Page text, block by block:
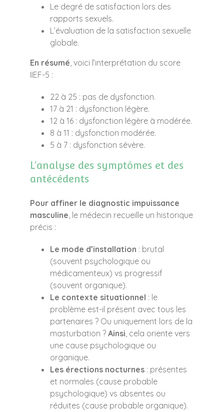
Le degré de satisfaction lors des
rapports sexuels.
L’évaluation de la satisfaction sexuelle
globale.
En résumé, voici l’interprétation du score
IIEF-5 :
22 à 25 : pas de dysfonction.
17 à 21 : dysfonction légère.
12 à 16 : dysfonction légère à modérée.
8 à 11 : dysfonction modérée.
5 à 7 : dysfonction sévère.
L’analyse des symptômes et des
antécédents
Pour affiner le diagnostic impuissance
masculine, le médecin recueille un historique
précis :
Le mode d’installation : brutal
(souvent psychologique ou
médicamenteux) vs progressif
(souvent organique).
Le contexte situationnel : le
problème est-il présent avec tous les
partenaires ? Ou uniquement lors de la
masturbation ? Ainsi, cela oriente vers
une cause psychologique ou
organique.
Les érections nocturnes : présentes
et normales (cause probable
psychologique) vs absentes ou
réduites (cause probable organique).